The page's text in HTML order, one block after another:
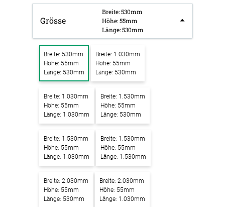
Grösse
Breite: 530mm
Höhe: 55mm
Länge: 530mm
Breite: 530mm
Höhe: 55mm
Länge: 530mm
Breite: 1.030mm
Höhe: 55mm
Länge: 530mm
Breite: 1.030mm
Höhe: 55mm
Länge: 1.030mm
Breite: 1.530mm
Höhe: 55mm
Länge: 530mm
Breite: 1.530mm
Höhe: 55mm
Länge: 1.030mm
Breite: 1.530mm
Höhe: 55mm
Länge: 1.530mm
Breite: 2.030mm
Höhe: 55mm
Länge: 530mm
Breite: 2.030mm
Höhe: 55mm
Länge: 1.030mm